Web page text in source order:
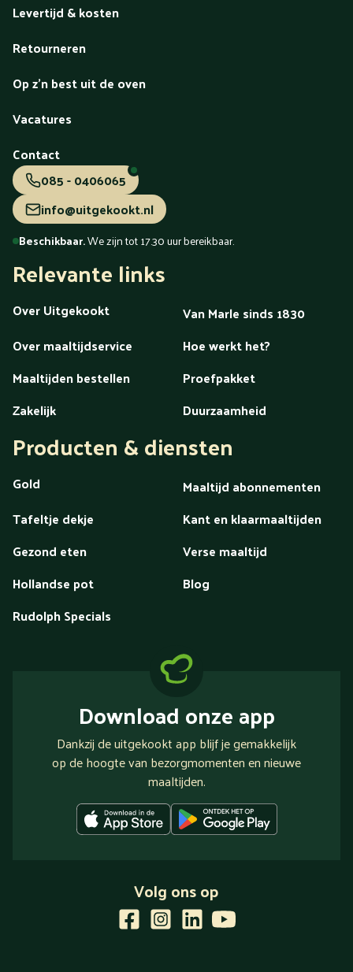
Levertijd & kosten
Retourneren
Op z'n best uit de oven
Vacatures
Contact
085 - 0406065
info@uitgekookt.nl
Beschikbaar.We zijn tot 17.30 uur bereikbaar.
Relevante links
Over Uitgekookt
Van Marle sinds 1830
Over maaltijdservice
Hoe werkt het?
Maaltijden bestellen
Proefpakket
Zakelijk
Duurzaamheid
Producten & diensten
Gold
Maaltijd abonnementen
Tafeltje dekje
Kant en klaarmaaltijden
Gezond eten
Verse maaltijd
Hollandse pot
Blog
Rudolph Specials
Download onze app
Dankzij de uitgekookt app blijf je gemakkelijk
op de hoogte van bezorgmomenten en nieuwe
maaltijden.
Volg ons op